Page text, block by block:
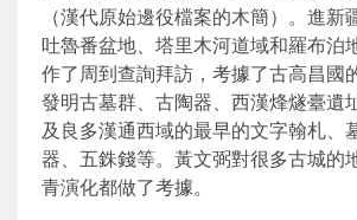
（漢代原始邊役檔案的木簡）。進新
吐魯番盆地、塔里木河道域和羅布泊
作了周到查詢拜訪，考據了古高昌國
發明古墓群、古陶器、西漢烽燧臺遺
及良多漢通西域的最早的文字翰札、
器、五銖錢等。黃文弼對很多古城的
青演化都做了考據。